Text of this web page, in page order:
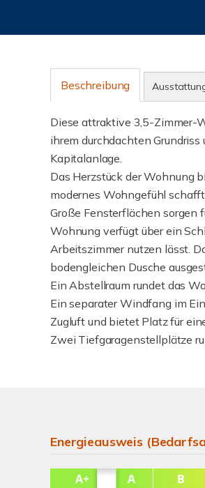
Beschreibung
Diese attraktive 3,5-Zimmer-
ihrem durchdachten
Kapitalanlage.
Das Herzstück der Wohnung
modernes Wohngefühl
Große Fensterflächen sorgen
Wohnung verfügt über ein
Arbeitszimmer nutzen lässt.
bodengleichen Dusche
Ein Abstellraum rundet das
Ein separater Windfang im
Zugluft und bietet Platz für
Zwei Tiefgaragenstellplätze
Energieausweis